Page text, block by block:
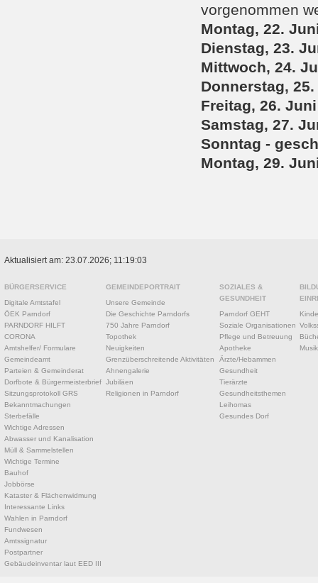
vorgenommen
Montag, 22.
Dienstag, 23.
Mittwoch, 24.
Donnerstag,
Freitag, 26.
Samstag, 27.
Sonntag -
Montag, 29.
Aktualisiert am: 23.07.2026; 11:19:03
BÜRGERSERVICE
Digitale Amtstafel
ÖEK Parndorf
PARNDORF HILFT
CORONA
Amtshelfer/ Formulare
Gemeindeamt
Parteien & Gemeinderat
Dorfbote & Bürgermeisterbrief
Sitzungsprotokoll GRS
Bekanntmachungen
Sterbefälle
Wichtige Adressen
Abwasser und Kanalisation
Müll & Sammelstellen
Wichtige Termine
Bauhof
Jobbörse
Kataster & Flächenwidmung
Interessante Links
Wahlen in Parndorf
Fundwesen
Amtssignatur
Postpartner
Gebäudeinventar laut EED III
GEMEINDEPORTRAIT
Unsere Gemeinde
Die Geschichte Parndorfs
750 Jahre Parndorf
Topothek
Neuigkeiten
Grenzüberschreitende Aktivitäten
Ahnengalerie
Jubiläen
Religionen in Parndorf
SOZIALES &
GESUNDHEIT
Parndorf GEHT
Soziale Organisationen
Pflege und Betreuung
Apotheke
Ärzte/Hebammen
Gesundheit
Tierärzte
Gesundheitsthemen
Leihomas
Gesundes Dorf